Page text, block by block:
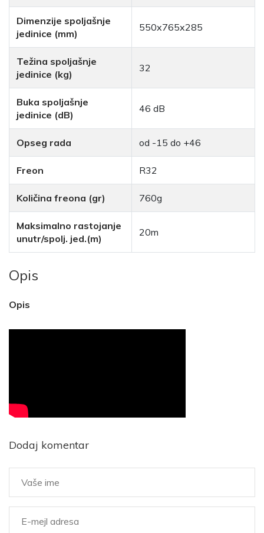
Dimenzije spoljašnje
jedinice (mm)
550x765x285
Težina spoljašnje
jedinice (kg)
32
Buka spoljašnje
jedinice (dB)
46 dB
Opseg rada od -15 do +46
Freon R32
Količina freona (gr) 760g
Maksimalno rastojanje
unutr/spolj. jed.(m)
20m
Opis
Opis
Dodaj komentar